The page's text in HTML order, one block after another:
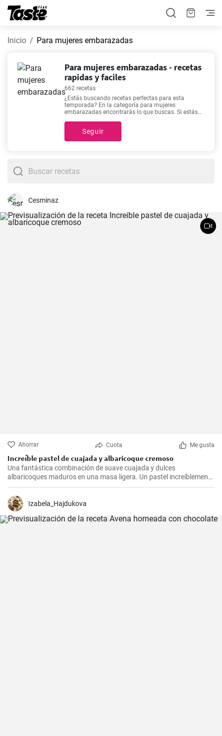
Inicio Para mujeres embarazadas
Para mujeres embarazadas - recetas
rapidas y faciles
662 recetas
¿Estás buscando recetas perfectas para esta
temporada? En la categoría para mujeres
embarazadas encontrarás lo que buscas. Si estás
Preparar los platillos de esta categoría te tomará
alrededor de 5 - 600 minutos. También puedes
al pil pil rápido y fácil
berenjena
Seguir
Cesminaz
Ahorrar Cuota Me gusta
Increíble pastel de cuajada y albaricoque cremoso
Una fantástica combinación de suave cuajada y dulces
albaricoques maduros en una masa ligera. Un pastel increíblemente
sabroso, muy sencillo con fruta de temporada😍
Izabela_Hajdukova